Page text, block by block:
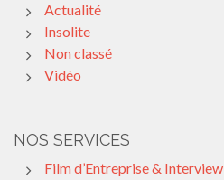
Actualité
Insolite
Non classé
Vidéo
NOS SERVICES
Film d’Entreprise & Interview